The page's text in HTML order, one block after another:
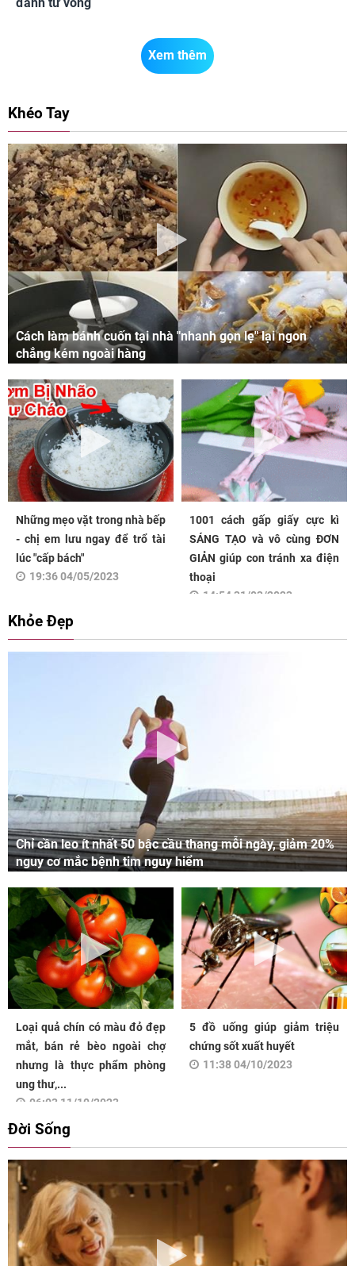
Xem thêm
Khéo Tay
Cách làm bánh cuốn tại nhà "nhanh gọn lẹ" lại ngon
chẳng kém ngoài hàng
Những mẹo vặt trong nhà bếp
- chị em lưu ngay để trổ tài
lúc "cấp bách"
19:36 04/05/2023
1001 cách gấp giấy cực kì
SÁNG TẠO và vô cùng ĐƠN
GIẢN giúp con tránh xa điện
thoại
14:54 31/03/2023
Khỏe Đẹp
Chỉ cần leo ít nhất 50 bậc cầu thang mỗi ngày, giảm 20%
nguy cơ mắc bệnh tim nguy hiểm
Loại quả chín có màu đỏ đẹp
mắt, bán rẻ bèo ngoài chợ
nhưng là thực phẩm phòng
ung thư,...
06:03 11/10/2023
5 đồ uống giúp giảm triệu
chứng sốt xuất huyết
11:38 04/10/2023
Đời Sống